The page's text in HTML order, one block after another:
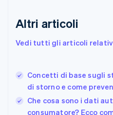
Altri articoli
Vedi tutti gli articoli
Concetti di base sugli
di storno e come
Che cosa sono i dati
consumatore? Ecco
English
Finlandia
Germania
DeutschEnglish
Giappone
English